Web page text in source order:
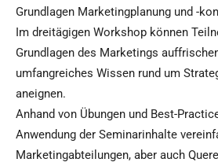
Grundlagen Marketingplanung und -
Im dreitägigen Workshop können
Grundlagen des Marketings
umfangreiches Wissen rund um
aneignen.
Anhand von Übungen und Best-
Anwendung der Seminarinhalte
Marketingabteilungen, aber auch